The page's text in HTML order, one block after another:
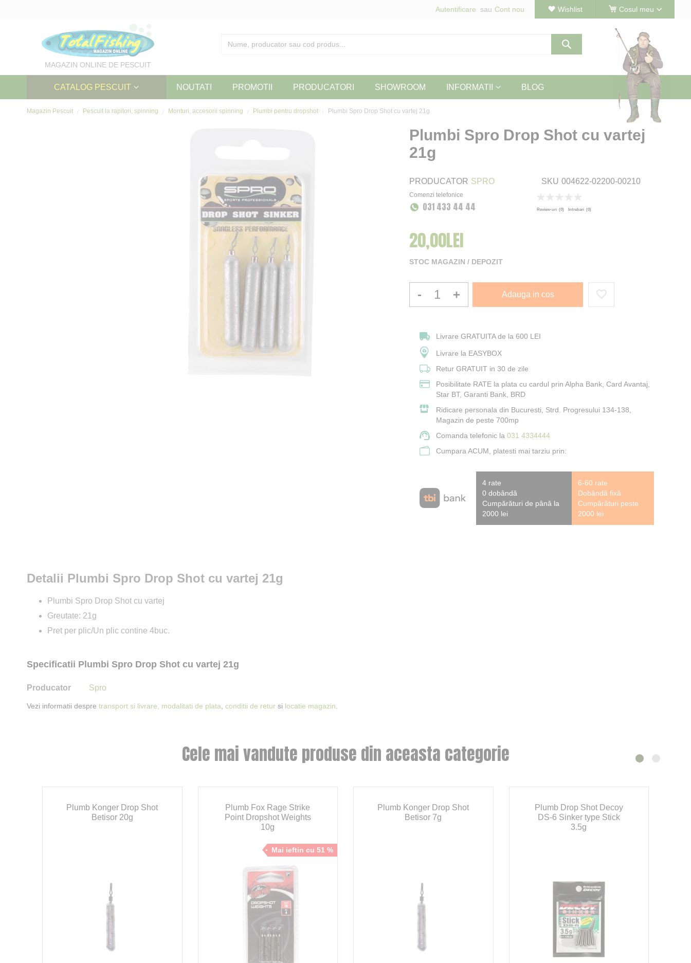
Cosul meu
Wishlist
Autentificare Cont nou
MAGAZIN ONLINE DE PESCUIT
CATALOG PESCUIT NOUTATI PROMOTII PRODUCATORI SHOWROOM INFORMATII BLOG
Magazin Pescuit Pescuit la rapitori, spinning Monturi, accesorii spinning Plumbi pentru dropshot Plumbi Spro Drop Shot cu vartej 21g
Plumbi Spro Drop Shot cu vartej
21g
PRODUCATOR SPRO SKU 004622-02200-00210
Comenzi telefonice
031 433 44 44 Review-uri (0) Intrebari (0)
20,00LEI
STOC MAGAZIN / DEPOZIT
- + Adauga in cos
Livrare GRATUITA de la 600 LEI
Livrare la EASYBOX
Retur GRATUIT in 30 de zile
Posibilitate RATE la plata cu cardul prin Alpha Bank, Card Avantaj,
Star BT, Garanti Bank, BRD
Ridicare personala din Bucuresti, Strd. Progresului 134-138,
Magazin de peste 700mp
Comanda telefonic la 031 4334444
Cumpara ACUM, platesti mai tarziu prin:
4 rate
0 dobândă
Cumpărături de până la
2000 lei
6-60 rate
Dobândă fixă
Cumpărături peste
2000 lei
Detalii Plumbi Spro Drop Shot cu vartej 21g
Plumbi Spro Drop Shot cu vartej
Greutate: 21g
Pret per plic/Un plic contine 4buc.
Specificatii Plumbi Spro Drop Shot cu vartej 21g
Producator Spro
Vezi informatii despre transport si livrare, modalitati de plata conditii de retur si locatie magazin
Cele mai vandute produse din aceasta categorie
Plumb Konger Drop Shot
Betisor 20g
Plumb Fox Rage Strike
Point Dropshot Weights
10g
Mai ieftin cu 51 %
Plumb Konger Drop Shot
Betisor 7g
Plumb Drop Shot Decoy
DS-6 Sinker type Stick
3.5g